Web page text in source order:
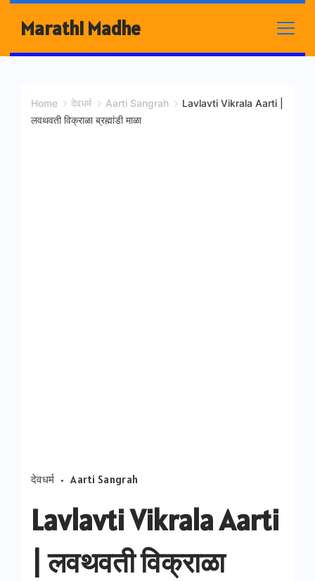
content
Marathi Madhe
Home देवधर्म Aarti Sangrah
Lavlavti Vikrala Aarti |
लवथवती विक्राळा ब्रह्मांडी माळा
देवधर्म Aarti Sangrah
Lavlavti Vikrala Aarti
| लवथवती विक्राळा